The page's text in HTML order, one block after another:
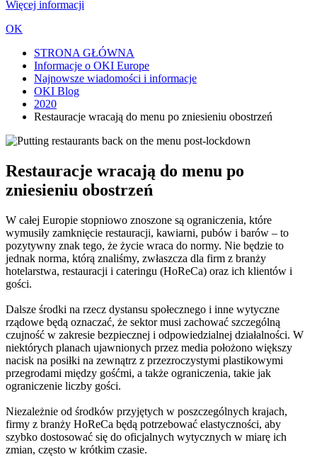
Więcej informacji
OK
STRONA GŁÓWNA
Informacje o OKI Europe
Najnowsze wiadomości i informacje
OKI Blog
2020
Restauracje wracają do menu po zniesieniu obostrzeń
Restauracje wracają do menu po
zniesieniu obostrzeń
W całej Europie stopniowo znoszone są ograniczenia, które
wymusiły zamknięcie restauracji, kawiarni, pubów i barów – to
pozytywny znak tego, że życie wraca do normy. Nie będzie to
jednak norma, którą znaliśmy, zwłaszcza dla firm z branży
hotelarstwa, restauracji i cateringu (HoReCa) oraz ich klientów i
gości.
Dalsze środki na rzecz dystansu społecznego i inne wytyczne
rządowe będą oznaczać, że sektor musi zachować szczególną
czujność w zakresie bezpiecznej i odpowiedzialnej działalności. W
niektórych planach ujawnionych przez media położono większy
nacisk na posiłki na zewnątrz z przezroczystymi plastikowymi
przegrodami między gośćmi, a także ograniczenia, takie jak
ograniczenie liczby gości.
Niezależnie od środków przyjętych w poszczególnych krajach,
firmy z branży HoReCa będą potrzebować elastyczności, aby
szybko dostosować się do oficjalnych wytycznych w miarę ich
zmian, często w krótkim czasie.